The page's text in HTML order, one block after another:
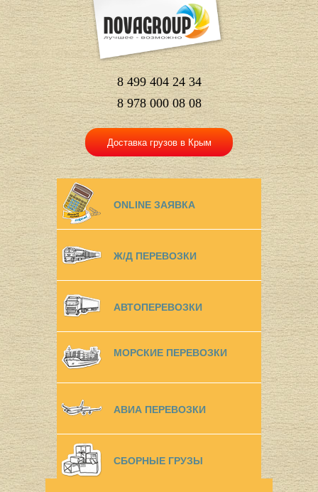
8 499 404 24 34
8 978 000 08 08
Доставка грузов в Крым
ONLINE ЗАЯВКА
Ж/Д ПЕРЕВОЗКИ
АВТОПЕРЕВОЗКИ
МОРСКИЕ ПЕРЕВОЗКИ
АВИА ПЕРЕВОЗКИ
СБОРНЫЕ ГРУЗЫ